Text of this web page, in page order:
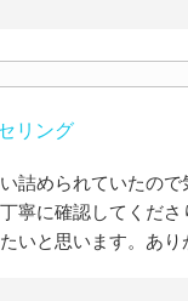
リング
詰められていたの
寧に確認してくだ
いと思います。あり